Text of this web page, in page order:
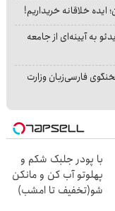
ایده خلاقانه خریداریم!
به آیینه‌ای از جامعه
فارسی‌زبان وزارت
با پودر جلبک شکم و
پهلوتو آب کن و مانکن
شو(تخفیف تا امشب)